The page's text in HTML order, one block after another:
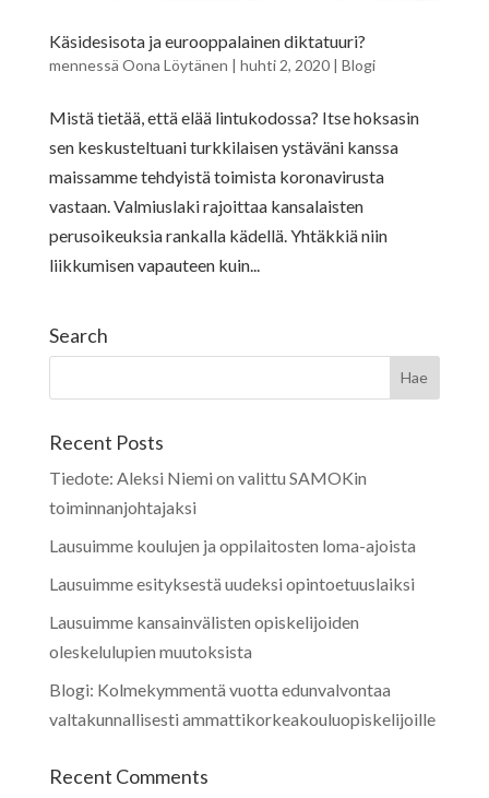
Käsidesisota ja eurooppalainen diktatuuri?
mennessä Oona Löytänen | huhti 2, 2020| Blogi
Mistä tietää, että elää lintukodossa? Itse hoksasin
sen keskusteltuani turkkilaisen ystäväni kanssa
maissamme tehdyistä toimista koronavirusta
vastaan. Valmiuslaki rajoittaa kansalaisten
perusoikeuksia rankalla kädellä. Yhtäkkiä niin
liikkumisen vapauteen kuin...
Search
Recent Posts
Tiedote: Aleksi Niemi on valittu SAMOKin
toiminnanjohtajaksi
Lausuimme koulujen ja oppilaitosten loma-ajoista
Lausuimme esityksestä uudeksi opintoetuuslaiksi
Lausuimme kansainvälisten opiskelijoiden
oleskelulupien muutoksista
Blogi: Kolmekymmentä vuotta edunvalvontaa
valtakunnallisesti ammattikorkeakouluopiskelijoille
Recent Comments